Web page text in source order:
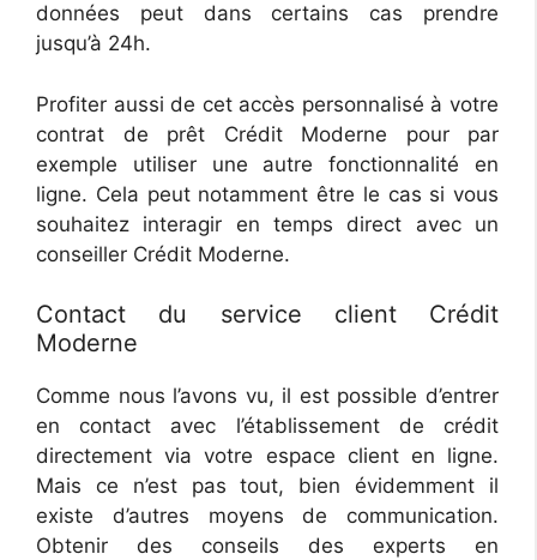
données peut dans certains cas prendre
jusqu’à 24h.
Profiter aussi de cet accès personnalisé à votre
contrat de prêt Crédit Moderne pour par
exemple utiliser une autre fonctionnalité en
ligne. Cela peut notamment être le cas si vous
souhaitez interagir en temps direct avec un
conseiller Crédit Moderne.
Contact du service client Crédit
Moderne
Comme nous l’avons vu, il est possible d’entrer
en contact avec l’établissement de crédit
directement via votre espace client en ligne.
Mais ce n’est pas tout, bien évidemment il
existe d’autres moyens de communication.
Obtenir des conseils des experts en